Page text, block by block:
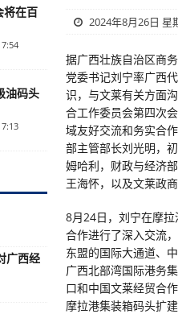
2024年8月26日 星
据广西壮族自治区商
党委书记刘宁率广西
识，与文莱有关方面
合工作委员会第四次
域友好交流和务实合
部主管部长刘光明，
姆哈利，财政与经济
王海怀，以及文莱政
8月24日，刘宁在摩
合作进行了深入交流
东盟的国际大通道、
广西北部湾国际港务
口和中国文莱经贸合
摩拉港集装箱码头扩
将在百
油码头
广西经